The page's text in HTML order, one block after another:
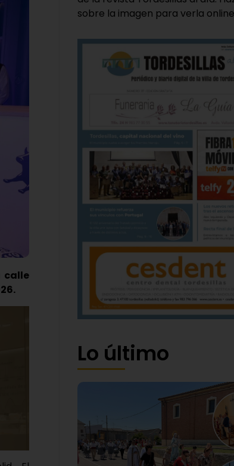
calle
sobre la imagen para verla
Lo último